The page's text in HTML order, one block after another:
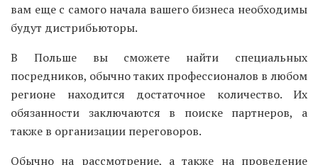
вам еще с самого начала вашего бизнеса необходимы
будут дистрибьюторы.
В Польше вы сможете найти специальных
посредников, обычно таких профессионалов в любом
регионе находится достаточное количество. Их
обязанности заключаются в поиске партнеров, а
также в организации переговоров.
Обычно на рассмотрение, а также на проведение